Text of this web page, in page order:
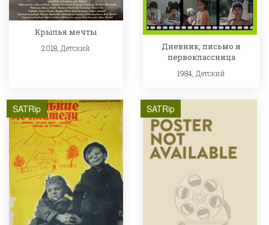
Крылья мечты
2018,Детский
Дневник, письмо и
первоклассница
1984, Детский
SATRip SATRip